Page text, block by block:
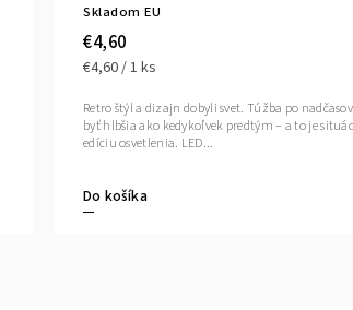
Skladom EU
€4,60
€4,60 / 1 ks
Do košíka
Retro štýl a dizajn dobyli svet. Túžba po
byť hlbšia ako kedykoľvek predtým – a to je
edíciu osvetlenia. LED...